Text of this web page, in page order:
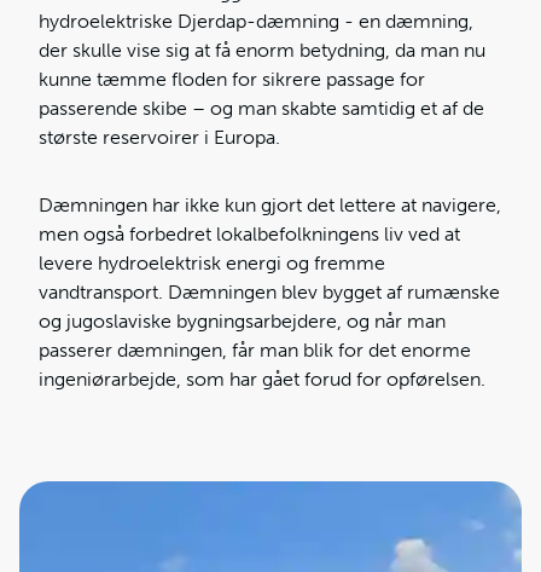
hydroelektriske Djerdap-dæmning - en dæmning,
der skulle vise sig at få enorm betydning, da man nu
kunne tæmme floden for sikrere passage for
passerende skibe – og man skabte samtidig et af de
største reservoirer i Europa.
Dæmningen har ikke kun gjort det lettere at navigere,
men også forbedret lokalbefolkningens liv ved at
levere hydroelektrisk energi og fremme
vandtransport. Dæmningen blev bygget af rumænske
og jugoslaviske bygningsarbejdere, og når man
passerer dæmningen, får man blik for det enorme
ingeniørarbejde, som har gået forud for opførelsen.